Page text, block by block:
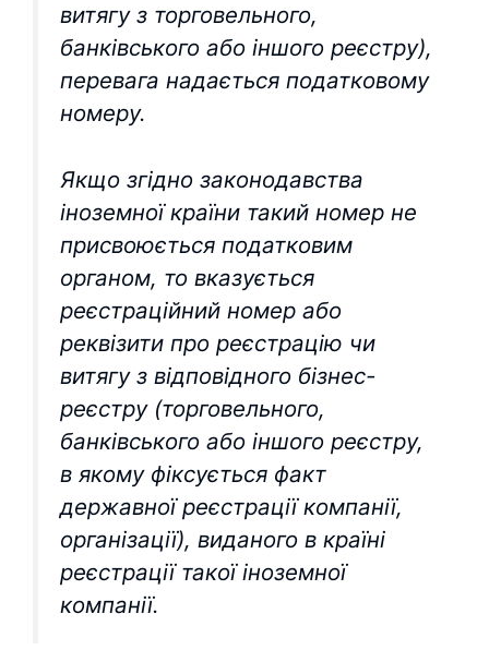
витягу з торговельного,
банківського або іншого реєстру),
перевага надається податковому
номеру.
Якщо згідно законодавства
іноземної країни такий номер не
присвоюється податковим
органом, то вказується
реєстраційний номер або
реквізити про реєстрацію чи
витягу з відповідного бізнес-
реєстру (торговельного,
банківського або іншого реєстру,
в якому фіксується факт
державної реєстрації компанії,
організації), виданого в країні
реєстрації такої іноземної
компанії.